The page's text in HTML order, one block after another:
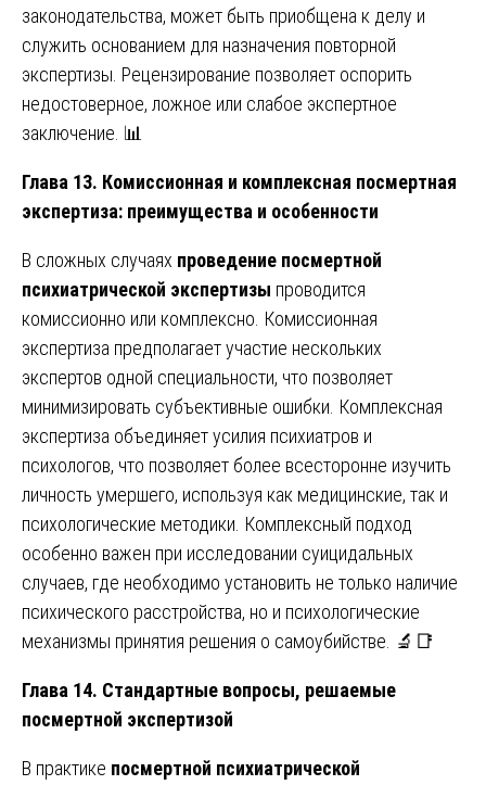
законодательства, может быть приобщена к делу и
служить основанием для назначения повторной
экспертизы. Рецензирование позволяет оспорить
недостоверное, ложное или слабое экспертное
заключение. 📊
Глава 13. Комиссионная и комплексная посмертная
экспертиза: преимущества и особенности
В сложных случаях проведение посмертной
психиатрической экспертизы проводится
комиссионно или комплексно. Комиссионная
экспертиза предполагает участие нескольких
экспертов одной специальности, что позволяет
минимизировать субъективные ошибки. Комплексная
экспертиза объединяет усилия психиатров и
психологов, что позволяет более всесторонне изучить
личность умершего, используя как медицинские, так и
психологические методики. Комплексный подход
особенно важен при исследовании суицидальных
случаев, где необходимо установить не только наличие
психического расстройства, но и психологические
механизмы принятия решения о самоубийстве. 🔬📑
Глава 14. Стандартные вопросы, решаемые
посмертной экспертизой
В практике посмертной психиатрической